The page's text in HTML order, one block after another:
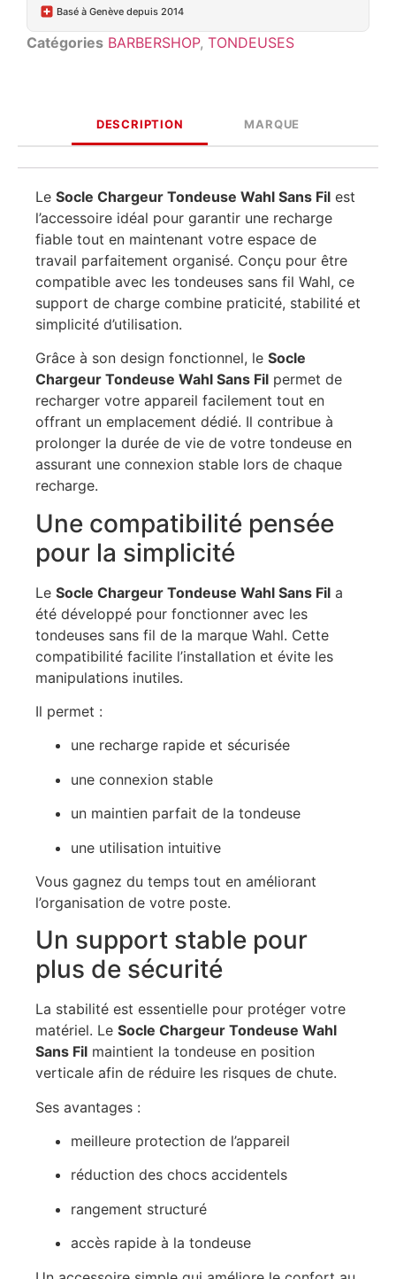
Basé à Genève depuis 2014
Catégories BARBERSHOP, TONDEUSES
DESCRIPTION MARQUE
Le Socle Chargeur Tondeuse Wahl Sans Fil est
l’accessoire idéal pour garantir une recharge
fiable tout en maintenant votre espace de
travail parfaitement organisé. Conçu pour être
compatible avec les tondeuses sans fil Wahl, ce
support de charge combine praticité, stabilité et
simplicité d’utilisation.
Grâce à son design fonctionnel, le Socle
Chargeur Tondeuse Wahl Sans Fil permet de
recharger votre appareil facilement tout en
offrant un emplacement dédié. Il contribue à
prolonger la durée de vie de votre tondeuse en
assurant une connexion stable lors de chaque
recharge.
Une compatibilité pensée
pour la simplicité
Le Socle Chargeur Tondeuse Wahl Sans Fil a
été développé pour fonctionner avec les
tondeuses sans fil de la marque Wahl. Cette
compatibilité facilite l’installation et évite les
manipulations inutiles.
Il permet :
une recharge rapide et sécurisée
une connexion stable
un maintien parfait de la tondeuse
une utilisation intuitive
Vous gagnez du temps tout en améliorant
l’organisation de votre poste.
Un support stable pour
plus de sécurité
La stabilité est essentielle pour protéger votre
matériel. Le Socle Chargeur Tondeuse Wahl
Sans Fil maintient la tondeuse en position
verticale afin de réduire les risques de chute.
Ses avantages :
meilleure protection de l’appareil
réduction des chocs accidentels
rangement structuré
accès rapide à la tondeuse